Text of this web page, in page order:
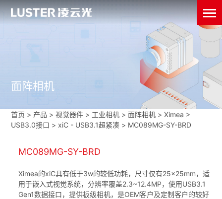
面阵相机
首页 > 产品 > 视觉器件 > 工业相机 >面阵相机 >Ximea >
USB3.0接口 > xiC - USB3.1超紧凑 > MC089MG-SY-BRD
MC089MG-SY-BRD
Ximea的xiC具有低于3w的较低功耗，尺寸仅有25×25mm，适
用于嵌入式视觉系统，分辨率覆盖2.3~12.4MP，使用USB3.1
Gen1数据接口，提供板级相机，是OEM客户及定制客户的较好